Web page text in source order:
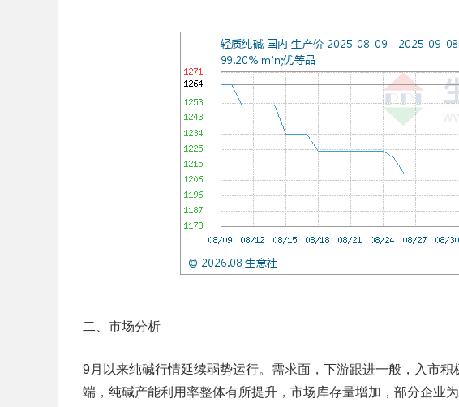
二、市场分析
9月以来纯碱行情延续弱势运行。需求面，下游跟进一般，入市
端，纯碱产能利用率整体有所提升，市场库存量增加，部分企业